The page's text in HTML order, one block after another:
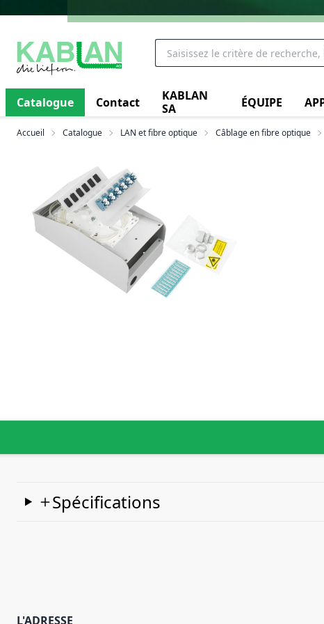
Catalogue Contact
KABLAN
SA
ÉQUIPE
Accueil Catalogue LAN et fibre optique Câblage en fibre optique
Spécifications
L'ADRESSE